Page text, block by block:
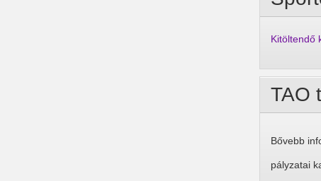
Kitöltendő
TAO
Bővebb
pályzatai